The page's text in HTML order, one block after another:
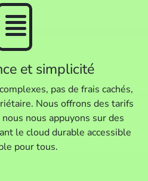
et simplicité
pas de frais cachés,
Nous offrons des tarifs
nous appuyons sur des
le cloud durable accessible
pour tous.